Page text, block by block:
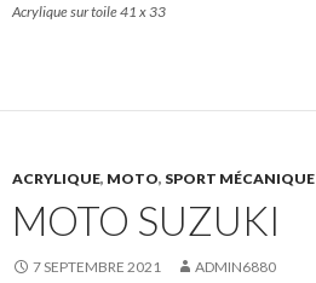
Acrylique sur toile 41 x 33
ACRYLIQUE, MOTO, SPORT MÉCANIQUE
MOTO SUZUKI
7 SEPTEMBRE 2021 ADMIN6880